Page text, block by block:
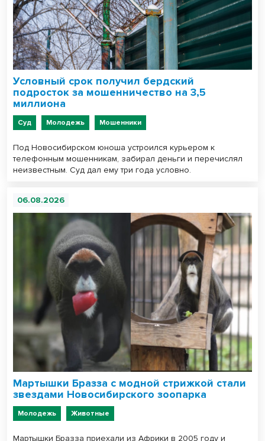
Условный срок получил бердский
подросток за мошенничество на 3,5
миллиона
Суд Молодежь Мошенники
Под Новосибирском юноша устроился курьером к
телефонным мошенникам, забирал деньги и перечислял
неизвестным. Суд дал ему три года условно.
06.08.2026
Мартышки Бразза с модной стрижкой стали
звездами Новосибирского зоопарка
Молодежь Животные
Мартышки Бразза приехали из Африки в 2005 году и